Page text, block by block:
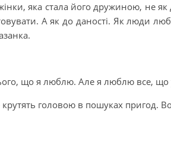
яка стала його дружиною, не
А як до даності. Як люди
що я люблю. Але я люблю все, що
головою в пошуках пригод.